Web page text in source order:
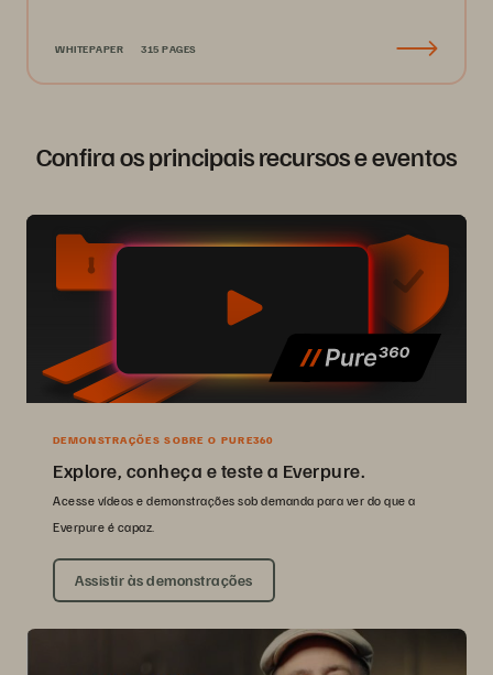
WHITEPAPER 315 PAGES
Confira os principais recursos e eventos
DEMONSTRAÇÕES SOBRE O PURE360
Explore, conheça e teste a Everpure.
Acesse vídeos e demonstrações sob demanda para ver do que a
Everpure é capaz.
Assistir às demonstrações